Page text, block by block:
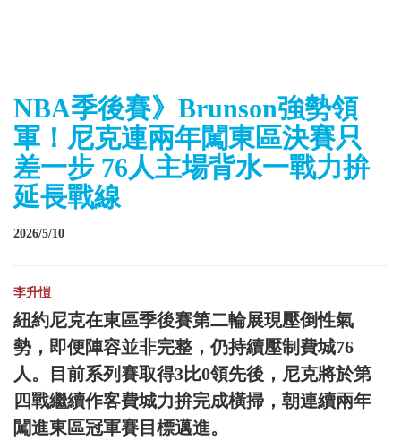
NBA季後賽》Brunson強勢領
軍！尼克連兩年闖東區決賽只
差一步 76人主場背水一戰力拚
延長戰線
2026/5/10
李升愷
紐約尼克在東區季後賽第二輪展現壓倒性氣
勢，即便陣容並非完整，仍持續壓制費城76
人。目前系列賽取得3比0領先後，尼克將於第
四戰繼續作客費城力拚完成橫掃，朝連續兩年
闖進東區冠軍賽目標邁進。